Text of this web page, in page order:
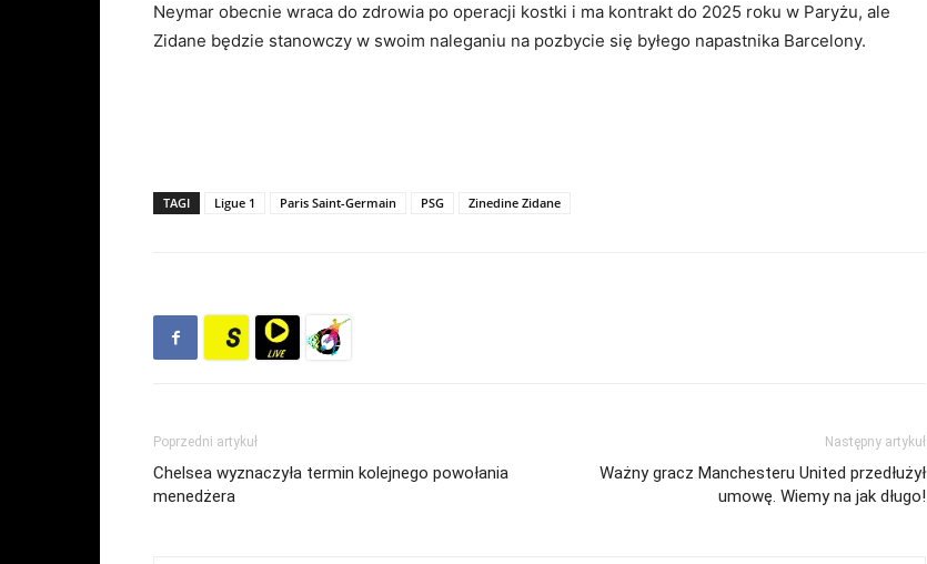
Neymar obecnie wraca do zdrowia po operacji kostki i ma kontrakt do 2025 roku w Paryżu, ale
Zidane będzie stanowczy w swoim naleganiu na pozbycie się byłego napastnika Barcelony.
TAGI Ligue 1 Paris Saint-Germain PSG Zinedine Zidane
Poprzedni artykuł
Chelsea wyznaczyła termin kolejnego powołania
menedżera
Następny artykuł
Ważny gracz Manchesteru United przedłużył
umowę. Wiemy na jak długo!